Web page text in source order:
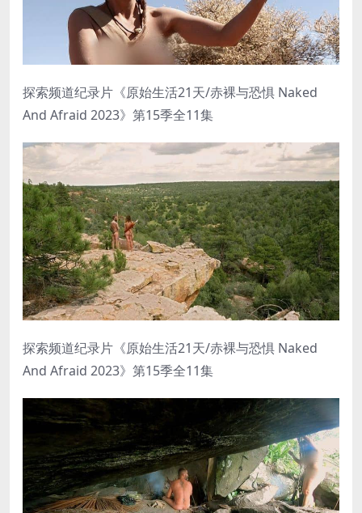
探索频道纪录片《原始生活21天/赤裸与恐惧 Naked
And Afraid 2023》第15季全11集
探索频道纪录片《原始生活21天/赤裸与恐惧 Naked
And Afraid 2023》第15季全11集